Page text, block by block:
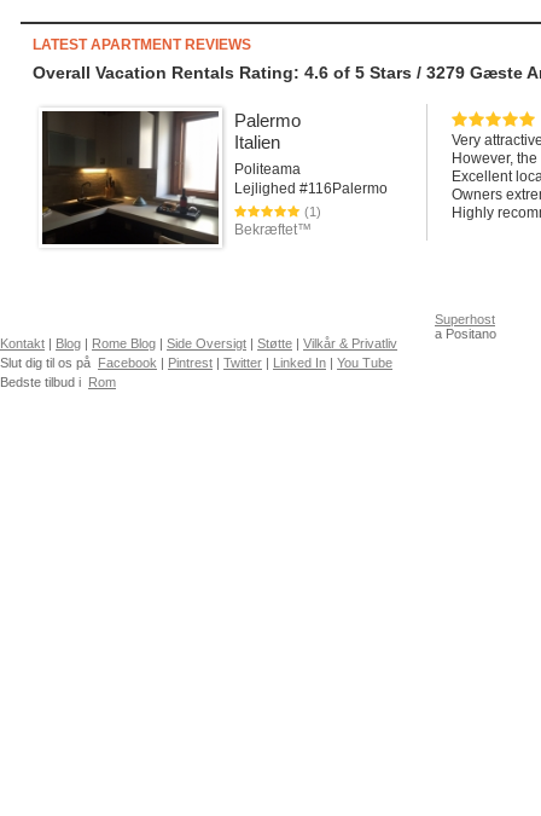
LATEST APARTMENT REVIEWS
Overall Vacation Rentals Rating: 4.6 of 5 Stars / 3279 Gæste
Palermo
Italien
Politeama
Lejlighed #116Palermo
(1)
Bekræftet™
Very
However,
Excellent
Owners
Highly
Kontakt | Blog | Rome Blog | Side Oversigt | Støtte | Vilkår & Privatliv
Slut dig til os på Facebook | Pintrest | Twitter | Linked In | You Tube
Bedste tilbud i Rom
Superhost
a Positano